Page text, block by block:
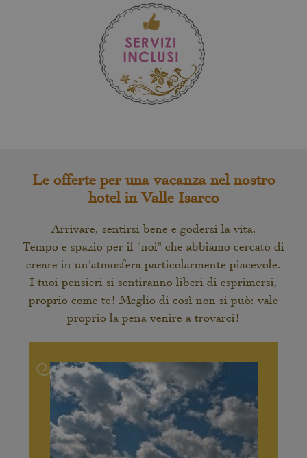
Le offerte per una vacanza nel nostro
hotel in Valle Isarco
Arrivare, sentirsi bene e godersi la vita.
Tempo e spazio per il "noi" che abbiamo cercato di
creare in un'atmosfera particolarmente piacevole.
I tuoi pensieri si sentiranno liberi di esprimersi,
proprio come te! Meglio di così non si può: vale
proprio la pena venire a trovarci!